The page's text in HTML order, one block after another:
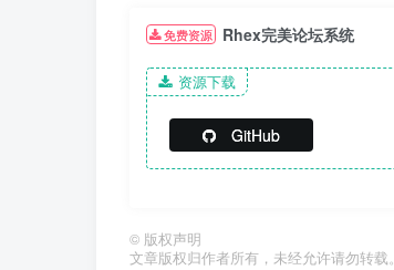
免费资源 Rhex完美论坛系统
资源下载
GitHub
© 版权声明
文章版权归作者所有，未经允许请勿转载。